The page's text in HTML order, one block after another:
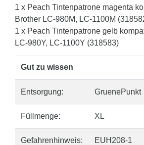
1 x Peach Tintenpatrone magenta
Brother LC-980M, LC-1100M
1 x Peach Tintenpatrone gelb
LC-980Y, LC-1100Y (318583)
Gut zu wissen
Entsorgung: GruenePunkt
Füllmenge: XL
Gefahrenhinweis: EUH208-1